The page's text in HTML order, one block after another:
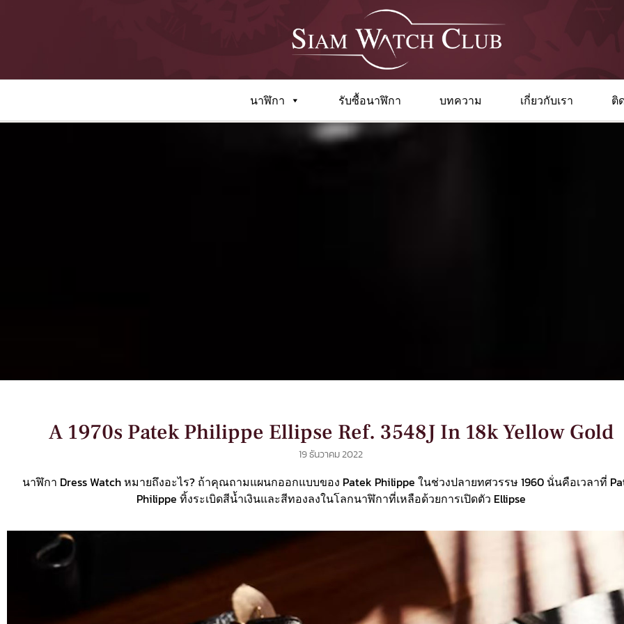
นาฬิกา รับซื้อนาฬิกา บทความ เกี่ยวกับเรา ติ
A 1970s Patek Philippe Ellipse Ref. 3548J In 18k Yellow Gold
19 ธันวาคม 2022
นาฬิกา Dress Watch หมายถึงอะไร? ถ้าคุณถามแผนกออกแบบของ Patek Philippe ในช่วงปลายทศวรรษ 1960 นั่นคือเวลาที่
Philippe ทิ้งระเบิดสีน้ำเงินและสีทองลงในโลกนาฬิกาที่เหลือด้วยการเปิดตัว Ellipse